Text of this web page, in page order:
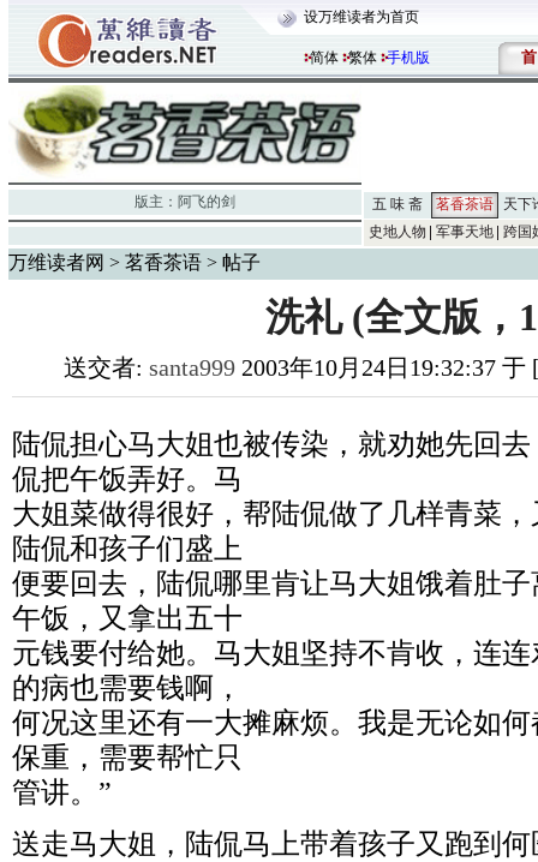
设万维读者为首页
简体 繁体 手机版 首
版主： 阿飞的剑 五 味 斋 茗香茶语
天下
史地人物
军事天地 跨国
万维读者网 > 茗香茶语 > 帖子
洗礼 (全文版，
送交者: santa999 2003年10月24日19:32:37
陆侃担心马大姐也被传染，就劝她先回
侃把午饭弄好。马
大姐菜做得很好，帮陆侃做了几样青菜
陆侃和孩子们盛上
便要回去，陆侃哪里肯让马大姐饿着肚
午饭，又拿出五十
元钱要付给她。马大姐坚持不肯收，连
的病也需要钱啊，
何况这里还有一大摊麻烦。我是无论如
保重，需要帮忙只
管讲。”
送走马大姐，陆侃马上带着孩子又跑到